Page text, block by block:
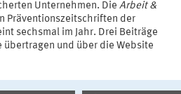
Unternehmen. Die Arbeit &
Präventionszeitschriften der
sechsmal im Jahr. Drei Beiträge
und über die Website